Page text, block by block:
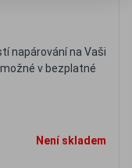
napárování na Vaši
v bezplatné
Není skladem